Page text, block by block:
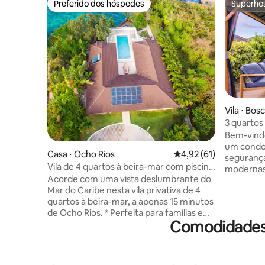
Preferido dos hóspedes
Preferido dos hóspedes
Casa ⋅ Ocho Rios 4,92 de uma avaliação
4,92 (61)
Vila de 4 quartos à beira-mar com piscina
e opção de chef perto de Ocho Ríos
Acorde com uma vista deslumbrante do
Mar do Caribe nesta vila privativa de 4
quartos à beira-mar, a apenas 15 minutos
de Ocho Rios. * Perfeita para famílias e
grupos, ela oferece quartos com
banheiro privativo, piscina privativa e
Vila ⋅
3 quartos
Ocho
Bem-
um